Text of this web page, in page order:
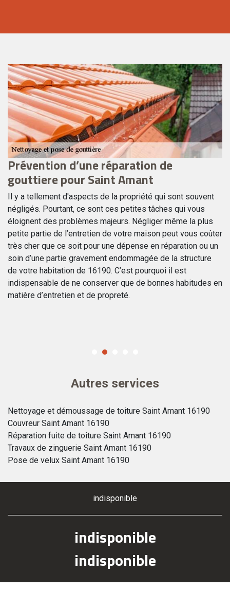
Prévention d’une réparation de
gouttiere pour Saint Amant
Il y a tellement d'aspects de la propriété qui sont souvent
négligés. Pourtant, ce sont ces petites tâches qui vous
éloignent des problèmes majeurs. Négliger même la plus
petite partie de l’entretien de votre maison peut vous coûter
très cher que ce soit pour une dépense en réparation ou un
soin d’une partie gravement endommagée de la structure
de votre habitation de 16190. C’est pourquoi il est
indispensable de ne conserver que de bonnes habitudes en
matière d’entretien et de propreté.
Autres services
Nettoyage et démoussage de toiture Saint Amant 16190
Couvreur Saint Amant 16190
Réparation fuite de toiture Saint Amant 16190
Travaux de zinguerie Saint Amant 16190
Pose de velux Saint Amant 16190
indisponible
indisponible
indisponible